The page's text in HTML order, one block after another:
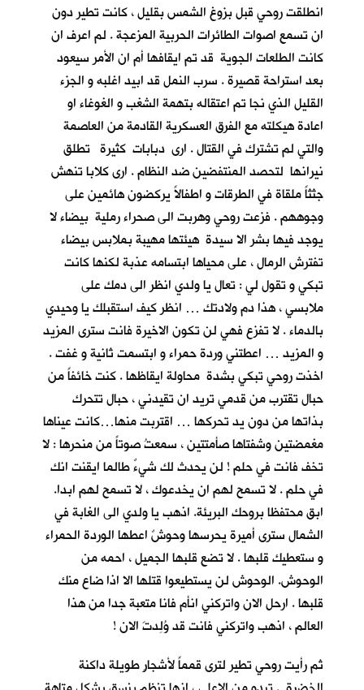
انطلقت روحي قبل بزوغ الشمس بقليل ، كانت تطير دون
ان تسمع اصوات الطائرات الحربية المزعجة . لم اعرف ان
كانت الطلعات الجوية قد تم ايقافها أم ان الأمر سيعود
بعد استراحة قصيرة . سرب النمل قد ابيد اغلبه و الجزء
القليل الذي نجا تم اعتقاله بتهمة الشغب و الغوغاء او
اعادة هيكلته مع الفرق العسكرية القادمة من العاصمة
والتي لم تشترك في القتال . ارى دبابات كثيرة تطلق
نيرانها لتحصد المنتفضين ضد النظام . ارى كلابا تنهش
جثثاً ملقاة في الطرقات و اطفالاً يركضون هائمين على
وجوههم . فزعت روحي وهربت الى صحراء رملية بيضاء لا
يوجد فيها بشر الا سيدة هيئتها مهيبة بملابس بيضاء
تفترش الرمال ، على محياها ابتسامه عذبة لكنها كانت
تبكي و تقول لي : تعال يا ولدي انظر الى دمك على
ملابسي ، هذا دم ولادتك … انظر كيف استقبلك يا وحيدي
بالدماء . لا تفزع فهي لن تكون الاخيرة فانت سترى المزيد
و المزيد … اعطتني وردة حمراء و ابتسمت ثانية و غفت .
اخذت روحي تبكي بشدة محاولة ايقاظها . كنت خائفاً من
حبال تقترب من قدمي تريد ان تقيدني ، حبال تتحرك
بذاتها من دون يد تحركها … اقتربت منها…كانت عيناها
مغمضتين وشفتاها صأمتتين ، سمعتُ صوتاً من منحرها : لا
تخف فانت في حلم ! لن يحدث لك شيءٌ طالما ايقنت انك
في حلم . لا تسمح لهم ان يخدعوك ، لا تسمح لهم ابدا.
ابق محتفظا بروحك البريئة. اذهب يا ولدي الى الغابة في
الشمال سترى أميرة يحرسها وحوشٌ اعطها الوردة الحمراء
و ستعطيك قلبها . لا تضع قلبها الجميل ، احمه من
الوحوش. الوحوش لن يستطيعوا قتلها الا اذا ضاع منك
قلبها . ارحل الان واتركني انأم فانا متعبة جدا من هذا
العالم ، اذهب واتركني فانت قد وُلِدتَ الان !
ثم رأيت روحي تطير لترى قمماً لأشجارٍ طويلة داكنة